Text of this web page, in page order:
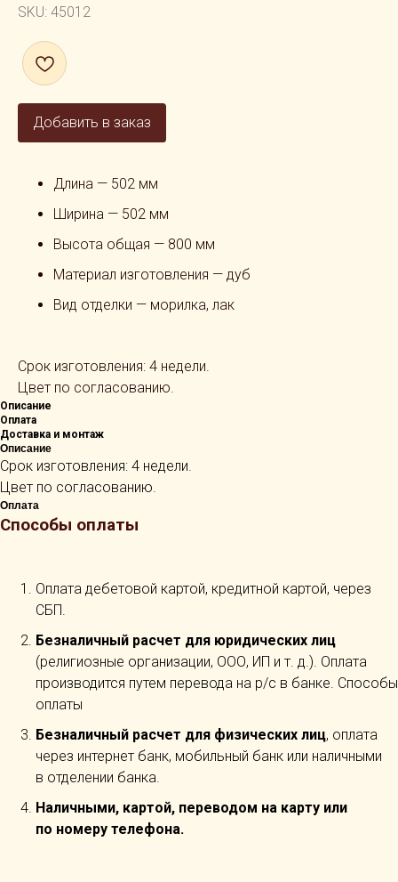
SKU: 45012
Добавить в заказ
Длина — 502 мм
Ширина — 502 мм
Высота общая — 800 мм
Материал изготовления — дуб
Вид отделки — морилка, лак
Срок изготовления: 4 недели.
Цвет по согласованию.
Описание
Оплата
Доставка и монтаж
Описание
Срок изготовления: 4 недели.
Цвет по согласованию.
Оплата
Способы оплаты
Оплата дебетовой картой, кредитной картой, через
СБП.
Безналичный расчет для юридических лиц
(религиозные организации, ООО, ИП и т. д.). Оплата
производится путем перевода на р/с в банке. Способы
оплаты
Безналичный расчет для физических лиц, оплата
через интернет банк, мобильный банк или наличными
в отделении банка.
Наличными, картой, переводом на карту или
по номеру телефона.